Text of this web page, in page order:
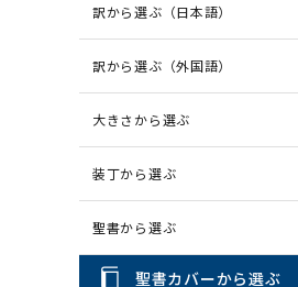
CD・MP3
訳から選ぶ（日本語）
訳から選ぶ（外国語）
大きさから選ぶ
装丁から選ぶ
聖書から選ぶ
聖書カバーから選ぶ